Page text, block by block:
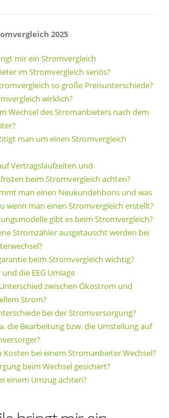
2025
mir ein Stromvergleich
im Stromvergleich seriös?
so große Preisunterschiede?
wirklich?
Wechsel des Stromanbieters nach dem
man um einen Stromvergleich
Vertragslaufzeiten und
beim Stromvergleich achten?
man einen Neukundenbons und was
wenn man einen Stromvergleich erstellt?
gibt es beim Stromvergleich?
Stromzähler ausgetauscht werden bei
beim Stromvergleich wichtig?
die EEG Umlage
zwischen Ökostrom und
Strom?
bei der Stromversorgung?
die Bearbeitung bzw. die Umstellung auf
bei einem Stromanbieter Wechsel?
beim Wechsel gesichert?
einem Umzug achten?